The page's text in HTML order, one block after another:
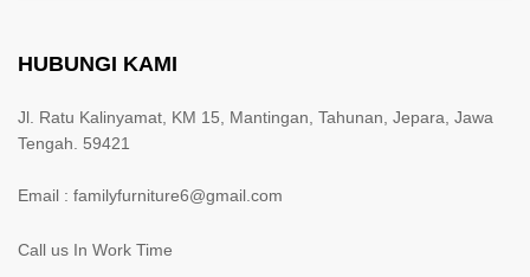
HUBUNGI KAMI
Jl. Ratu Kalinyamat, KM 15, Mantingan, Tahunan, Jepara, Jawa
Tengah. 59421
Email : familyfurniture6@gmail.com
Call us In Work Time